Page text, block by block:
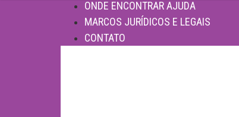
ONDE ENCONTRAR AJUDA
MARCOS JURÍDICOS E LEGAIS
CONTATO